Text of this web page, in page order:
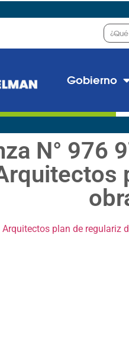
Gobierno
N° 976
plan de regulariz